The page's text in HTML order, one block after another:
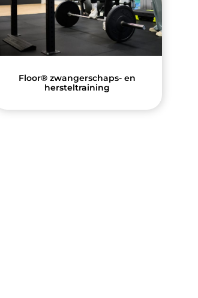
Floor® zwangerschaps- en
hersteltraining